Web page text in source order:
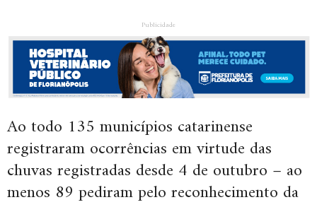
Publicidade
Ao todo 135 municípios catarinense
registraram ocorrências em virtude das
chuvas registradas desde 4 de outubro – ao
menos 89 pediram pelo reconhecimento da